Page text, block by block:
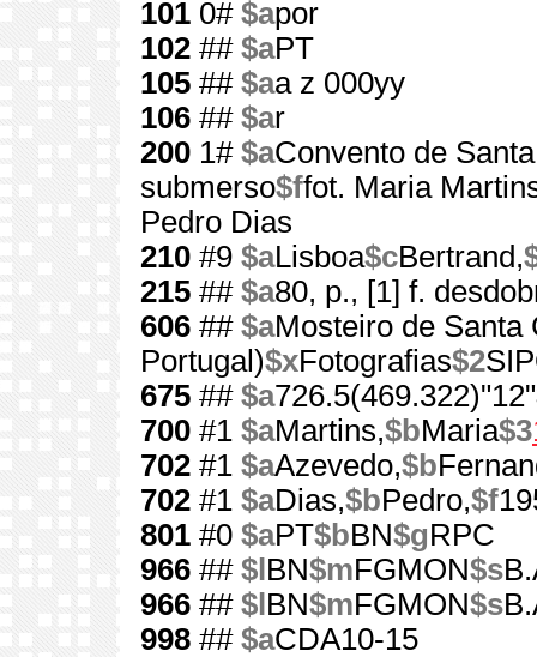
101 0# $apor
102 ## $aPT
105 ## $aa z 000yy
106 ## $ar
200 1# $aConvento de
submerso$ffot. Maria
Pedro Dias
210 #9 $aLisboa$cBertrand,
215 ## $a80, p., [1] f.
606 ## $aMosteiro de Santa
Portugal)$xFotografias$2
675 ## $a726.5(469.322)"12"
700 #1 $aMartins,$bMaria$3
702 #1 $aAzevedo,$b
702 #1 $aDias,$bPedro,$f
801 #0 $aPT$bBN$gRPC
966 ## $l BN$mFGMON$s
966 ## $l BN$mFGMON$s
998 ## $aCDA10-15